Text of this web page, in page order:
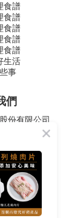
食譜
食譜
食譜
食譜
食譜
生活
事
們
份有限公司
∣ 13:30-
5800
東路六段
9F